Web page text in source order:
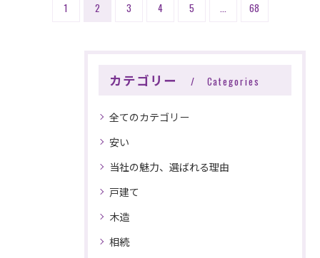
1 2 3 4 5 ... 68
カテゴリー Categories
全てのカテゴリー
安い
当社の魅力、選ばれる理由
戸建て
木造
相続
株式会社ユーネクト